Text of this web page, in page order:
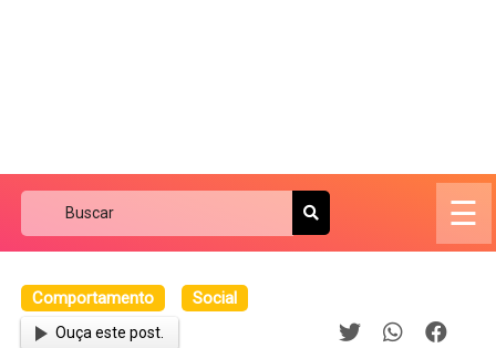
☰
Comportamento Social
Ouça este post.